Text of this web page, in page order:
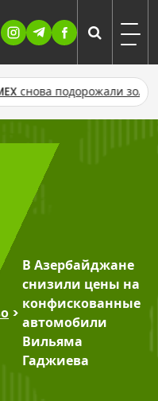
снова подорожали золото
>
В Азербайджане
снизили цены на
конфискованные
автомобили
Вильяма
Гаджиева